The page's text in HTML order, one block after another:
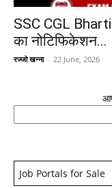
SSC CGL Bharti
का नोटिफिकेशन...
रज्जो खन्ना - 22 June, 2026
Job Portals for Sale